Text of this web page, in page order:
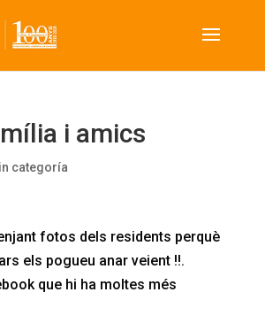
i amics
categoría
fotos dels residents perquè
els pogueu anar veient !!.
que hi ha moltes més